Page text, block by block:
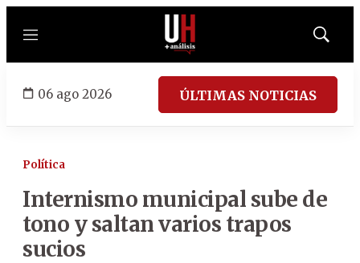
Menú
Mostrar
06 ago 2026 ÚLTIMAS NOTICIAS
Política
Internismo municipal sube de
tono y saltan varios trapos
sucios